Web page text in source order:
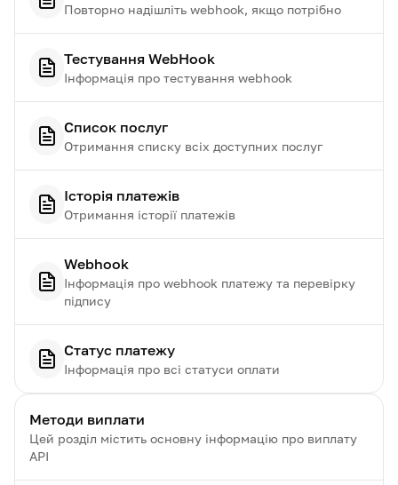
Повторно надішліть webhook, якщо потрібно
Тестування WebHook
Інформація про тестування webhook
Список послуг
Отримання списку всіх доступних послуг
Історія платежів
Отримання історії платежів
Webhook
Інформація про webhook платежу та перевірку
підпису
Статус платежу
Інформація про всі статуси оплати
Методи виплати
Цей розділ містить основну інформацію про виплату
API